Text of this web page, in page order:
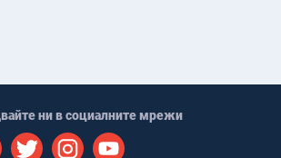
ни в социалните мрежи